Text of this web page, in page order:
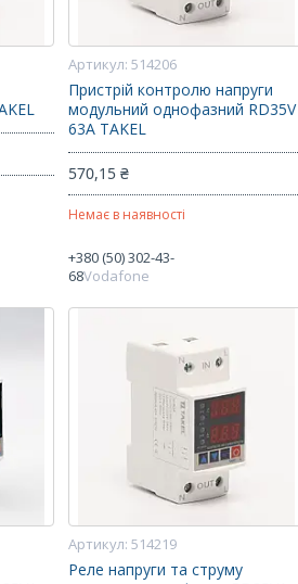
514206
Пристрій контролю напруги
модульний однофазний RD35V
63A TAKEL
570,15 ₴
Немає в наявності
+380 (50) 302-43-
68Vodafone
514219
Реле напруги та струму